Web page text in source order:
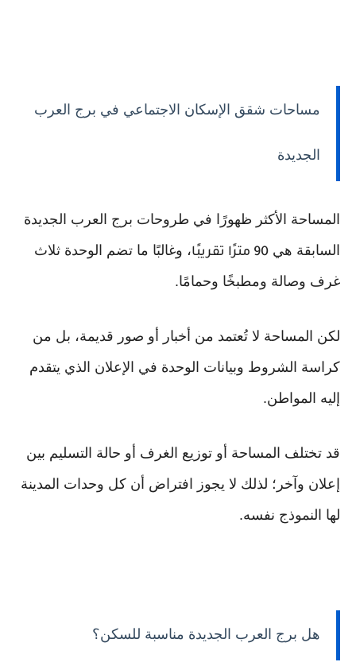
مساحات شقق الإسكان الاجتماعي في برج العرب
الجديدة
المساحة الأكثر ظهورًا في طروحات برج العرب الجديدة
السابقة هي 90 مترًا تقريبًا
، وغالبًا ما تضم الوحدة ثلاث
غرف وصالة ومطبخًا وحمامًا.
لكن المساحة لا تُعتمد من أخبار أو صور قديمة، بل من
كراسة الشروط وبيانات الوحدة في الإعلان الذي يتقدم
إليه المواطن.
قد تختلف المساحة أو توزيع الغرف أو حالة التسليم بين
إعلان وآخر؛ لذلك لا يجوز افتراض أن كل وحدات المدينة
لها النموذج نفسه.
هل برج العرب الجديدة مناسبة للسكن؟